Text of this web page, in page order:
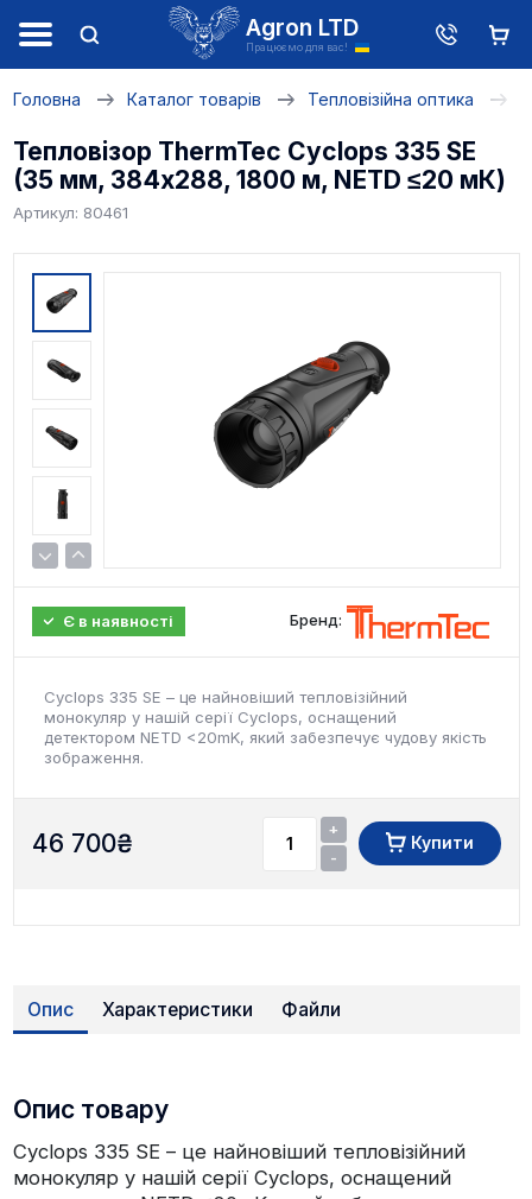
Agron LTD
Працюємо для вас!
Головна Каталог товарів Тепловізійна оптика
Тепловізор ThermTec Cyclops 335 SE
(35 мм, 384x288, 1800 м, NETD ≤20 мК)
Артикул: 80461
Є в наявності Бренд:
Cyclops 335 SE – це найновіший тепловізійний
монокуляр у нашій серії Cyclops, оснащений
детектором NETD <20mK, який забезпечує чудову якість
зображення.
46 700₴
+
-
Купити
Опис Характеристики Файли
Опис товару
Cyclops 335 SE – це найновіший тепловізійний
монокуляр у нашій серії Cyclops, оснащений